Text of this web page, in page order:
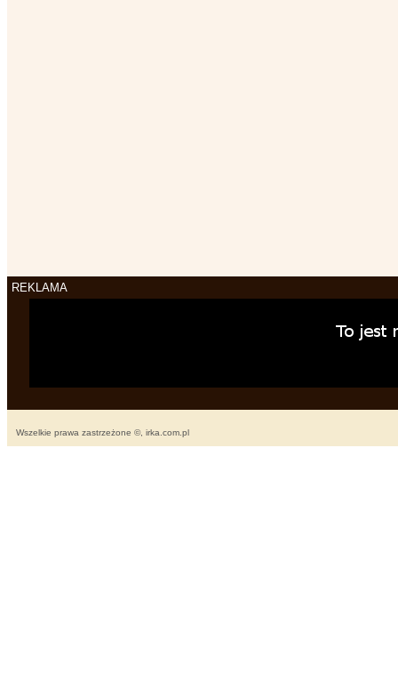
REKLAMA
Wszelkie prawa zastrzeżone ©, irka.com.pl